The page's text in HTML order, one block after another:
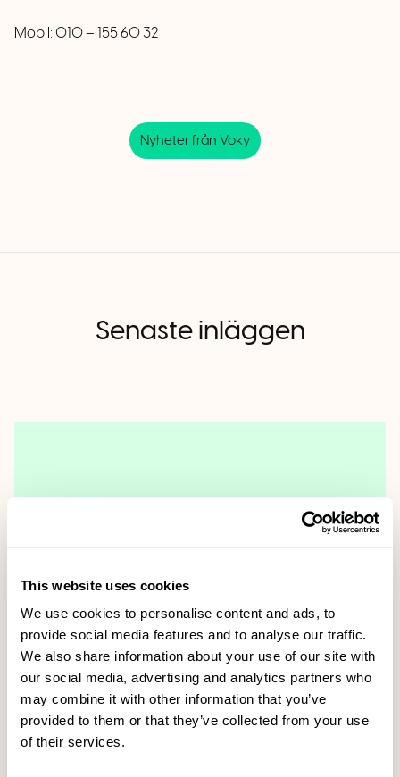
This website uses cookies
We use cookies to personalise content and ads, to
provide social media features and to analyse our traffic.
We also share information about your use of our site with
our social media, advertising and analytics partners who
may combine it with other information that you’ve
provided to them or that they’ve collected from your use
of their services.
Mobil: 010 – 155 60 32
Nyheter från Voky
Senaste inläggen
Voky tecknar ramavtal med Skellefteå kommun
Läs mer